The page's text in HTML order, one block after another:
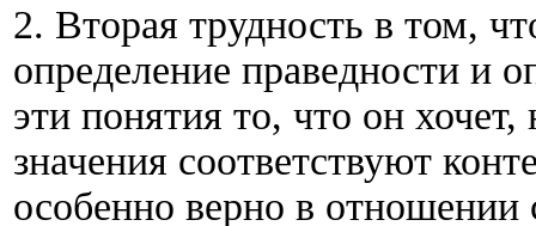
2. Вторая трудность в том,
определение праведности и
эти понятия то, что он
значения соответствуют
особенно верно в отношении